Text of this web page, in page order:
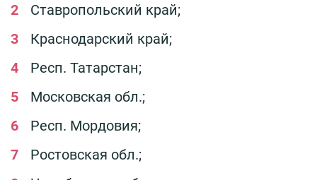
Ставропольский край;
Краснодарский край;
Респ. Татарстан;
Московская обл.;
Респ. Мордовия;
Ростовская обл.;